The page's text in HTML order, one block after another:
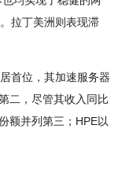
拉丁美洲则表现滞
首位，其加速服务器
二，尽管其收入同比
额并列第三；HPE以